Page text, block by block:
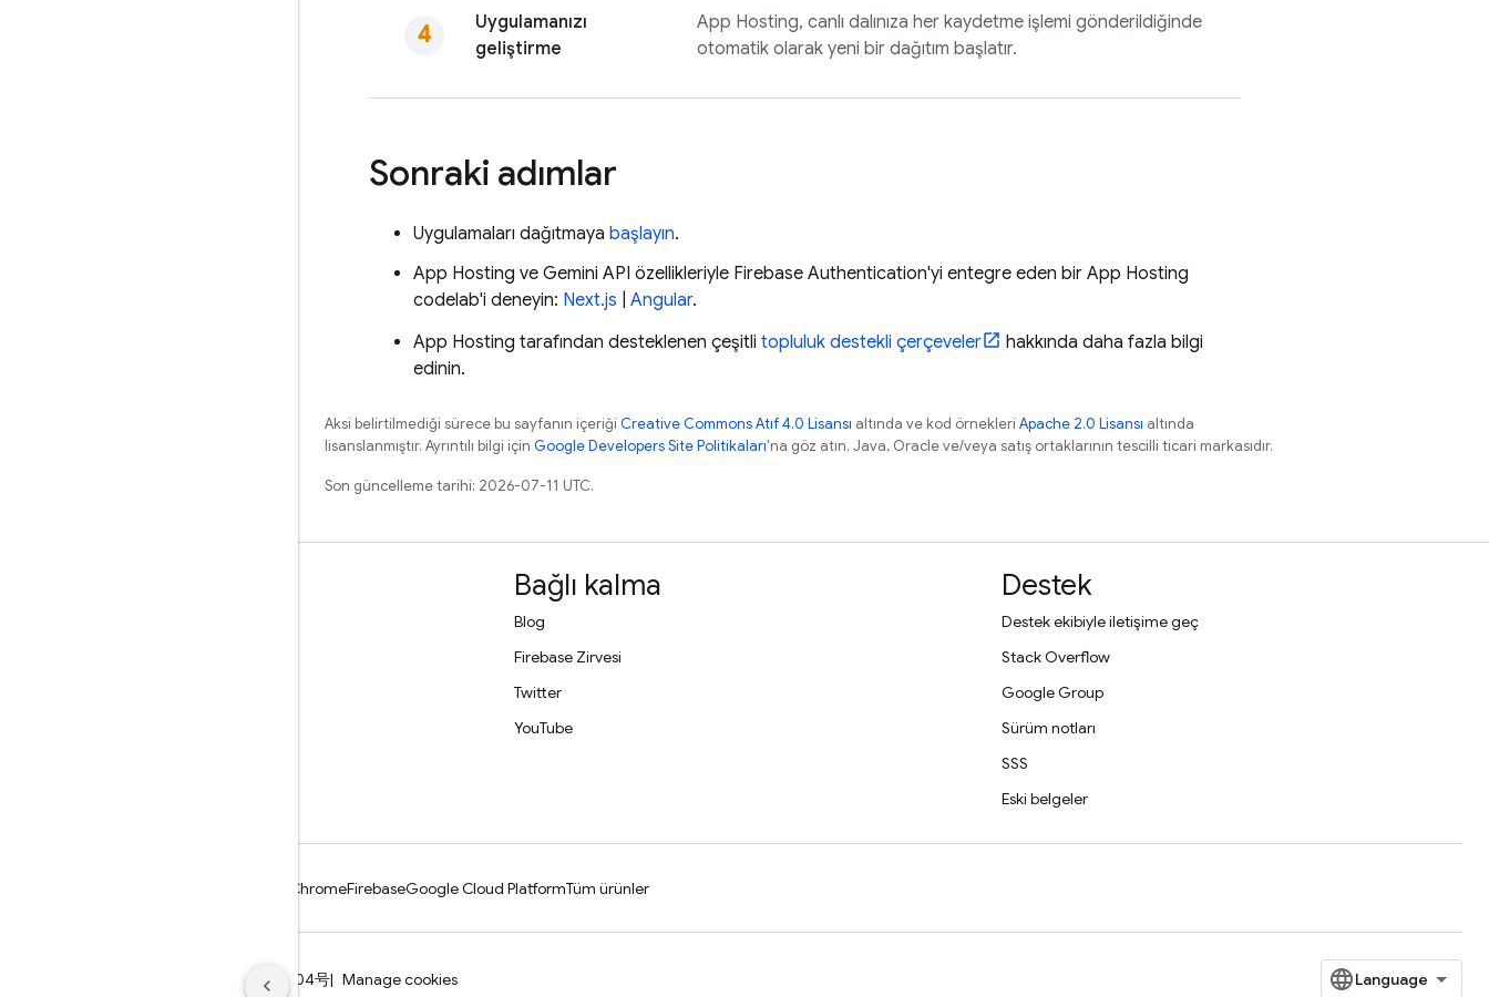
Uygulamanızı
geliştirme
App Hosting, canlı dalınıza her kaydetme işlemi gönderildiğinde
otomatik olarak yeni bir dağıtım başlatır.
Sonraki adımlar
Uygulamaları dağıtmaya başlayın.
App Hosting ve Gemini API özellikleriyle Firebase Authentication'yi entegre eden bir App Hosting
codelab'i deneyin: Next.js Angular.
App Hosting tarafından desteklenen çeşitli topluluk destekli çerçeveler
hakkında daha fazla bilgi
edinin.
Aksi belirtilmediği sürece bu sayfanın içeriği Creative Commons Atıf 4.0 Lisansı altında ve kod örnekleri Apache 2.0 Lisansı altında
lisanslanmıştır. Ayrıntılı bilgi için Google Developers Site Politikaları'na göz atın. Java, Oracle ve/veya satış ortaklarının tescilli ticari markasıdır.
Son güncelleme tarihi: 2026-07-11 UTC.
Bağlı kalma
Blog
Firebase Zirvesi
Twitter
YouTube
Destek
Destek ekibiyle iletişime geç
Stack Overflow
Google Group
Sürüm notları
SSS
Eski belgeler
ChromeFirebaseGoogle Cloud PlatformTüm ürünler
ICP证合字B2-20070004号 Manage cookies